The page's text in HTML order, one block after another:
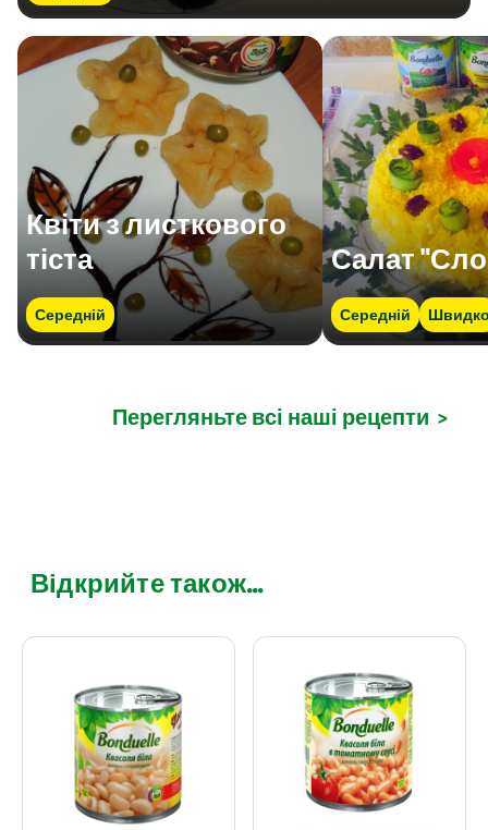
Квіти з листкового
тіста
Середній
Салат
Середній
Перегляньте всі наші рецепти >
Відкрийте також...